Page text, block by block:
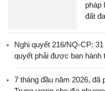
pháp
đất
Nghị quyết 216/NQ-CP:
quyết phải được ban hành
7 tháng đầu năm 2026, đã